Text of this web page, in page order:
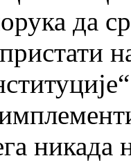
да
никада